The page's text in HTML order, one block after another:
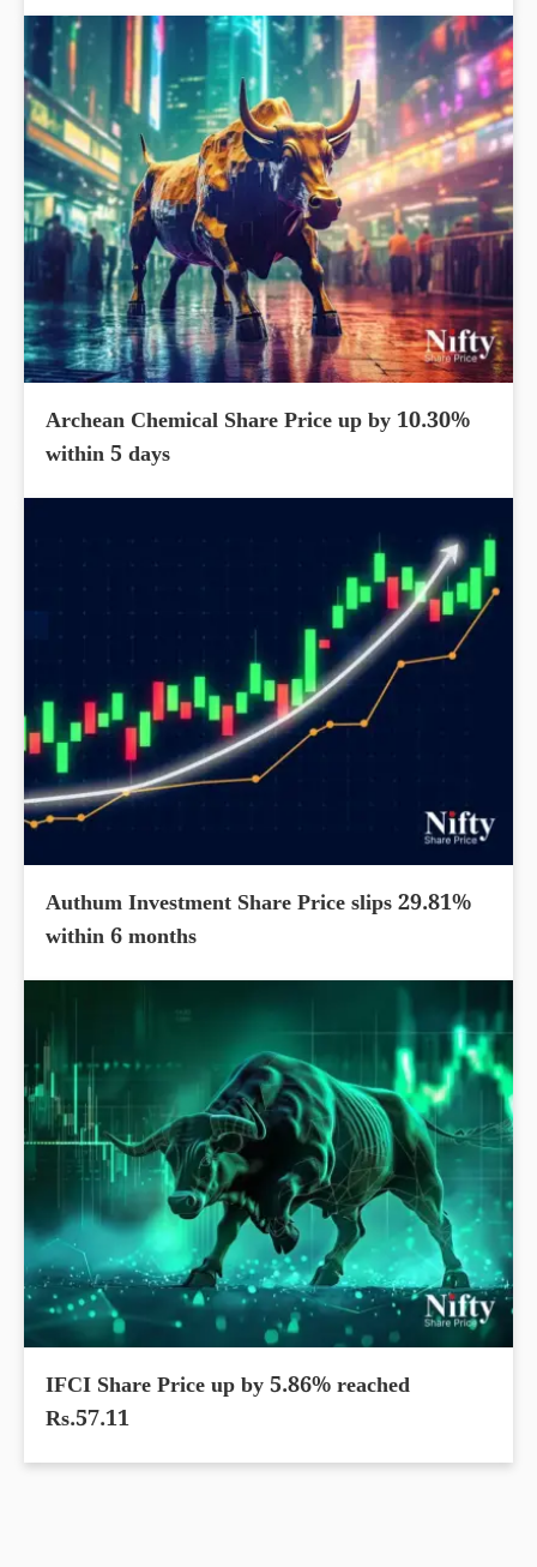
Archean Chemical Share Price up by 10.30%
within 5 days
Authum Investment Share Price slips 29.81%
within 6 months
IFCI Share Price up by 5.86% reached
Rs.57.11